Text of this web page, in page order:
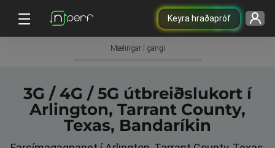
Keyra hraðapróf
Mælingar í gangi
3G / 4G / 5G útbreiðslukort í
Arlington, Tarrant County,
Texas, Bandaríkin